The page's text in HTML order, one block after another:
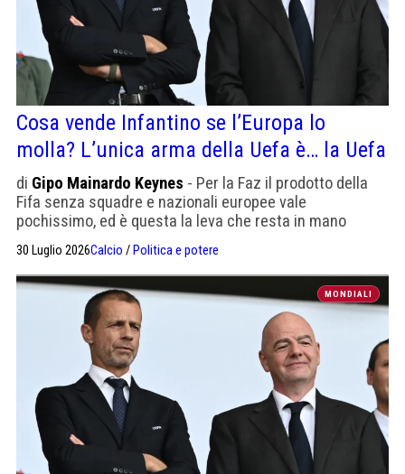
Cosa vende Infantino se l’Europa lo
molla? L’unica arma della Uefa è… la Uefa
di Gipo Mainardo Keynes - Per la Faz il prodotto della
Fifa senza squadre e nazionali europee vale
pochissimo, ed è questa la leva che resta in mano
all'Europa: il boicottaggio
30 Luglio 2026Calcio / Politica e potere
MONDIALI